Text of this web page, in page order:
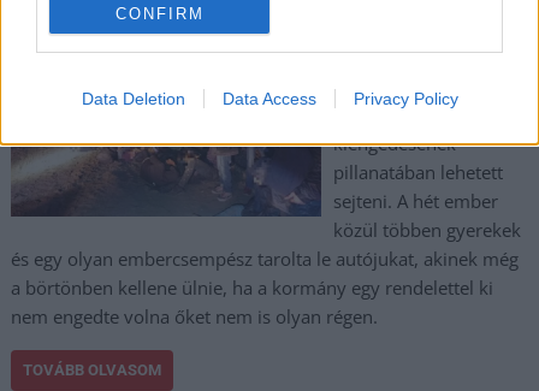
CONFIRM
Data Deletion Data Access Privacy Policy
csontváz hazánkra,
amit az
embercsempészek
kiengedésének
pillanatában lehetett
sejteni. A hét ember
közül többen gyerekek
és egy olyan embercsempész tarolta le autójukat, akinek még
a börtönben kellene ülnie, ha a kormány egy rendelettel ki
nem engedte volna őket nem is olyan régen.
TOVÁBB OLVASOM